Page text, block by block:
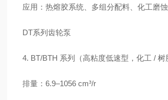
应用：热熔胶系统、多组分配料、化工磨
DT系列齿轮泵
4. BT/BTH 系列（高粘度低速型，化工 / 树
排量：6.9–1056 cm³/r